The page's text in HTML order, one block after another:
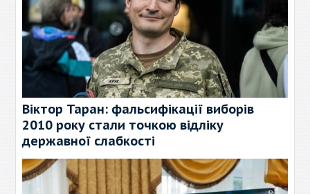
Віктор Таран: фальсифікації виборів
2010 року стали точкою відліку
державної слабкості